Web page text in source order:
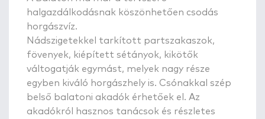
halgazdálkodásnak köszönhetően csodás
horgászvíz.
Nádszigetekkel tarkított partszakaszok,
fövenyek, kiépített sétányok, kikötők
váltogatják egymást, melyek nagy része
egyben kiváló horgászhely is. Csónakkal szép
belső balatoni akadók érhetőek el. Az
akadókról hasznos tanácsok és részletes